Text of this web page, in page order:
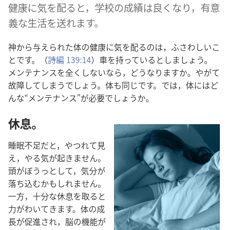
健康​に​気​を​配る​と，学校​の​成績​は​良く​なり，有意
義​な​生活​を​送れ​ます。
神​から​与え​られ​た​体​の​健康​に​気​を​配る​の​は，ふさわしい​こ
と​です。（詩編 139:14）車​を​持っ​て​いる​と​し​ましょ​う。
メンテナンス​を​全く​し​ない​なら，どう​なり​ます​か。やがて​
故障​し​て​しまう​でしょ​う。体​も​同じ​です。では，体​に​は​ど
んな“メンテナンス”が​必要​でしょ​う​か。
休息。
睡眠​不足​だ​と，やつれ​て​見
え，やる気​が​起き​ませ​ん。
頭​が​ぼうっ​と​し​て，気分​が​
落ち込む​か​も​しれ​ませ​ん。
一方，十分​な​休息​を​取る​と​
力​が​わい​て​き​ます。体​の​成
長​が​促進​さ​れ，脳​の​機能​が​